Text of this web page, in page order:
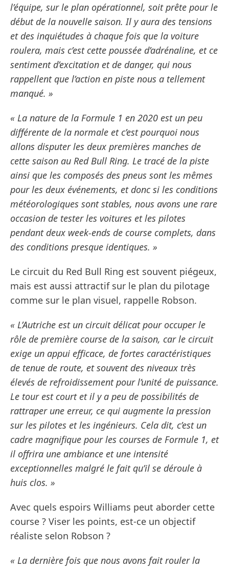
l’équipe, sur le plan opérationnel, soit prête pour le
début de la nouvelle saison. Il y aura des tensions
et des inquiétudes à chaque fois que la voiture
roulera, mais c’est cette poussée d’adrénaline, et ce
sentiment d’excitation et de danger, qui nous
rappellent que l’action en piste nous a tellement
manqué. »
« La nature de la Formule 1 en 2020 est un peu
différente de la normale et c’est pourquoi nous
allons disputer les deux premières manches de
cette saison au Red Bull Ring. Le tracé de la piste
ainsi que les composés des pneus sont les mêmes
pour les deux événements, et donc si les conditions
météorologiques sont stables, nous avons une rare
occasion de tester les voitures et les pilotes
pendant deux week-ends de course complets, dans
des conditions presque identiques. »
Le circuit du Red Bull Ring est souvent piégeux,
mais est aussi attractif sur le plan du pilotage
comme sur le plan visuel, rappelle Robson.
« L’Autriche est un circuit délicat pour occuper le
rôle de première course de la saison, car le circuit
exige un appui efficace, de fortes caractéristiques
de tenue de route, et souvent des niveaux très
élevés de refroidissement pour l’unité de puissance.
Le tour est court et il y a peu de possibilités de
rattraper une erreur, ce qui augmente la pression
sur les pilotes et les ingénieurs. Cela dit, c’est un
cadre magnifique pour les courses de Formule 1, et
il offrira une ambiance et une intensité
exceptionnelles malgré le fait qu’il se déroule à
huis clos. »
Avec quels espoirs Williams peut aborder cette
course ? Viser les points, est-ce un objectif
réaliste selon Robson ?
« La dernière fois que nous avons fait rouler la